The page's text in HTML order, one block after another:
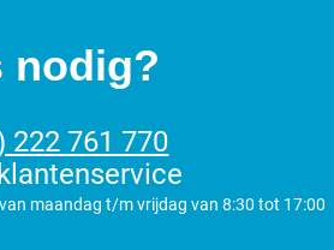
nodig?
222 761 770
maandag t/m vrijdag van 8:30 tot 17:00